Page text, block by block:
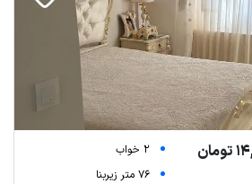
2 خواب
76 متر زیربنا